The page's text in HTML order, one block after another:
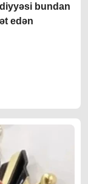
bundan
edən